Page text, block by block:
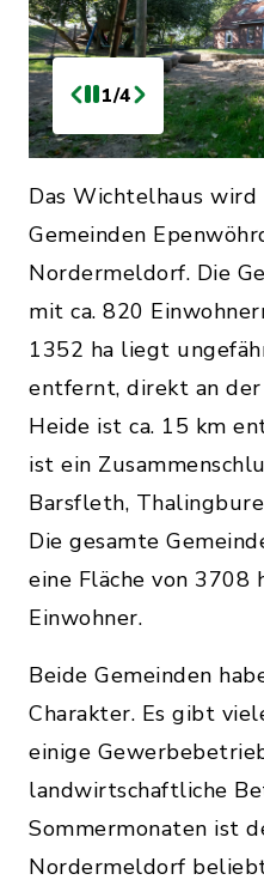
1/4
Das Wichtelhaus
Gemeinden
Nordermeldorf. Die
mit ca. 820
1352 ha liegt
entfernt, direkt an
Heide ist ca. 15 km
ist ein
Barsfleth,
Die gesamte
eine Fläche von 3708
Einwohner.
Beide Gemeinden
Charakter. Es gibt
einige
landwirtschaftliche
Sommermonaten ist
Nordermeldorf